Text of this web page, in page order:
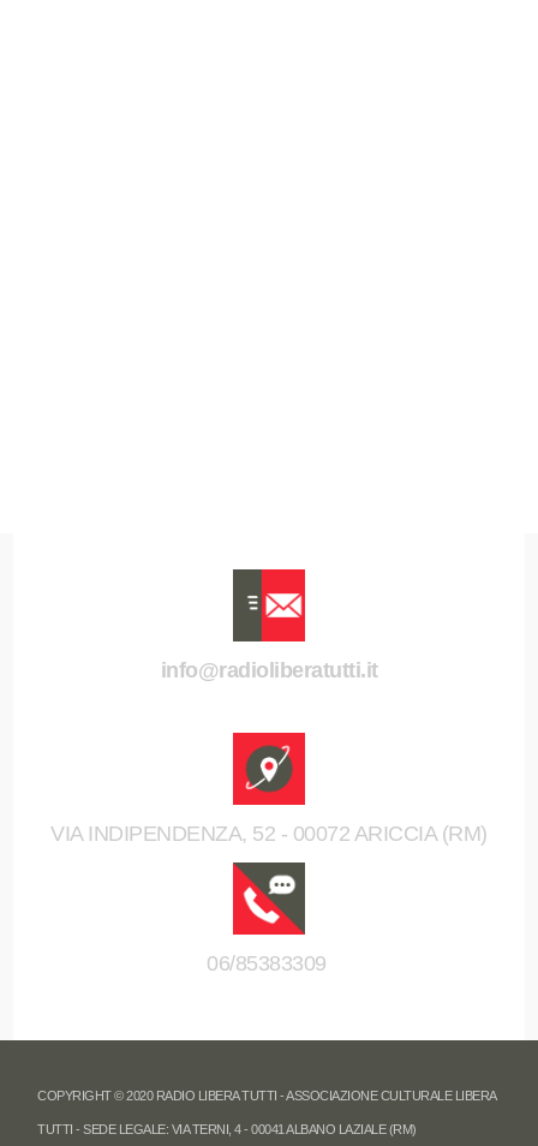
info@radioliberatutti.it
VIA INDIPENDENZA, 52 - 00072 ARICCIA (RM)
06/85383309
COPYRIGHT © 2020 RADIO LIBERA TUTTI - ASSOCIAZIONE CULTURALE LIBERA
TUTTI - SEDE LEGALE: VIA TERNI, 4 - 00041 ALBANO LAZIALE (RM)